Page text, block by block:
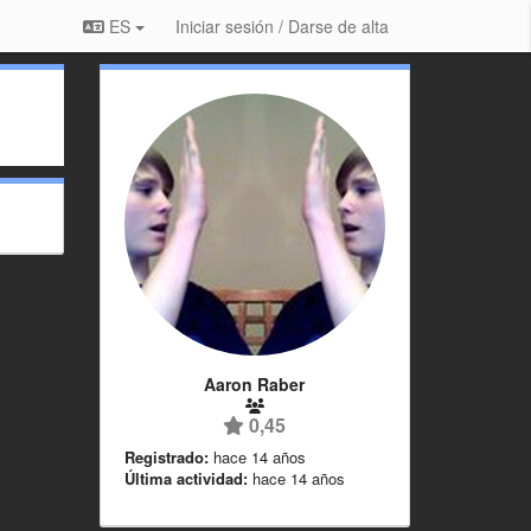
ES Iniciar sesión / Darse de alta
Aaron Raber
0,45
Registrado: hace 14 años
Última actividad: hace 14 años